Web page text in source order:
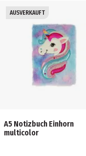
AUSVERKAUFT
A5 Notizbuch Einhorn
multicolor